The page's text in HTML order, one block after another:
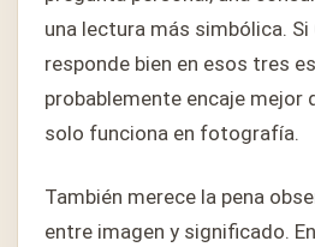
una lectura más simbólica.
responde bien en esos tres
probablemente encaje mejor
solo funciona en fotografía.
También merece la pena
entre imagen y significado.